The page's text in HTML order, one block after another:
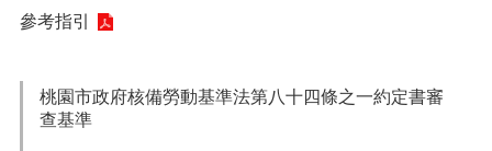
常
見
題
參考指引
桃園市政府核備勞動基準法第八十四條之一約定書審
查基準